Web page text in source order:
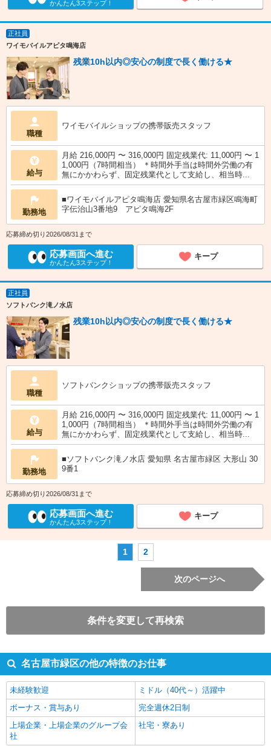
かんたん3ステップ！
正社員
ワイモバイルアピタ鳴海店
残業10h以内◎安心の制度で長く働ける★
職種
ワイモバイルショップの携帯販売スタッフ
給与
月給 216,000円 〜 316,000円 固定残業代: 11,000円 〜 1
1,000円（7時間相当） ＊時間外手当は時間外労働の有
無にかかわらず、固定残業代として支給し、相当時...
勤務地
■ワイモバイルアピタ鳴海店 愛知県名古屋市緑区鳴海町
字伝治山3番地9 アピタ鳴海2F
応募締め切り2026/08/31まで
応募画面へ進む
かんたん3ステップ！
キープ
正社員
ソフトバンク滝ノ水店
残業10h以内◎安心の制度で長く働ける★
職種
ソフトバンクショップの携帯販売スタッフ
給与
月給 216,000円 〜 316,000円 固定残業代: 11,000円 〜 1
1,000円（7時間相当） ＊時間外手当は時間外労働の有
無にかかわらず、固定残業代として支給し、相当時...
勤務地
■ソフトバンク滝ノ水店 愛知県 名古屋市緑区 大形山 30
9番1
応募締め切り2026/08/31まで
応募画面へ進む
かんたん3ステップ！
キープ
1 2
次のページへ
条件を変更して再検索
名古屋市緑区の他の特徴のお仕事
未経験歓迎
ミドル（40代～）活躍中
ボーナス・賞与あり
完全週休2日制
上場企業・上場企業のグループ会
社
社宅・寮あり